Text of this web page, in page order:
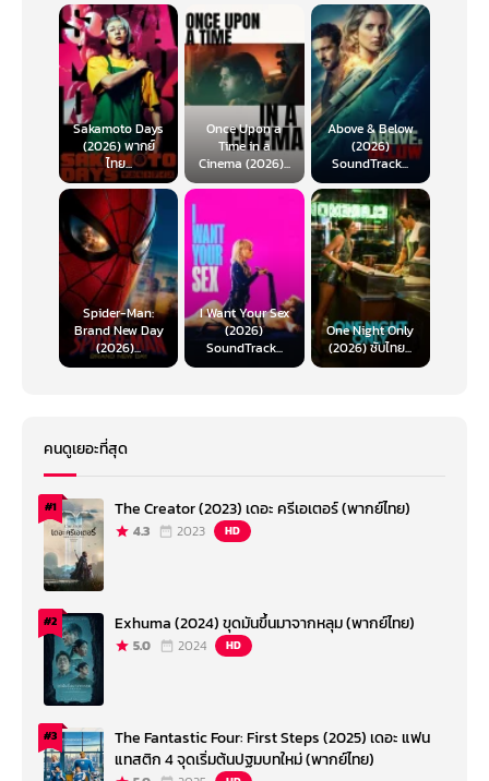
Sakamoto Days
(2026) พากย์
ไทย...
Once Upon a
Time in a
Cinema (2026)...
Above & Below
(2026)
SoundTrack...
Spider-Man:
Brand New Day
(2026)...
I Want Your Sex
(2026)
SoundTrack...
One Night Only
(2026) ซับไทย...
คนดูเยอะที่สุด
#1 The Creator (2023) เดอะ ครีเอเตอร์ (พากย์ไทย)
4.3 2023 HD
#2 Exhuma (2024) ขุดมันขึ้นมาจากหลุม (พากย์ไทย)
5.0 2024 HD
#3
The Fantastic Four: First Steps (2025) เดอะ แฟน
แทสติก 4 จุดเริ่มต้นปฐมบทใหม่ (พากย์ไทย)